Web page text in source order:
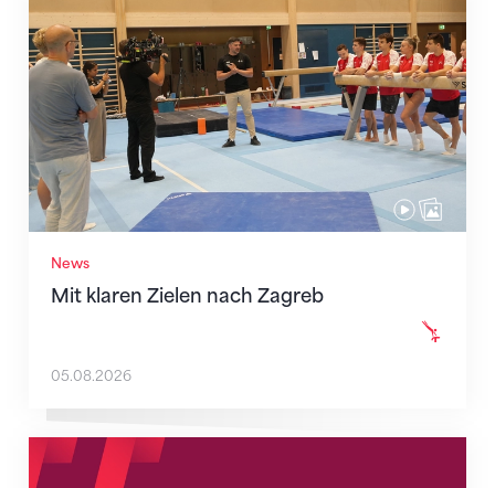
News
Mit klaren Zielen nach Zagreb
05.08.2026
Neue Empfangszeiten ab 1. August 2026